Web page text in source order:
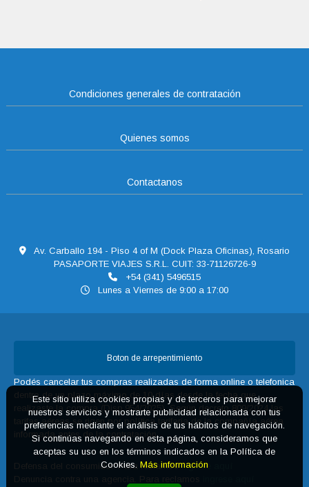
Condiciones generales de contratación
Quienes somos
Contactanos
Av. Carballo 194 - Piso 4 of M (Dock Plaza Oficinas), Rosario
PASAPORTE VIAJES S.R.L. CUIT: 33-71126726-9
+54 (341) 5496515
Lunes a Viernes de 9:00 a 17:00
Boton de arrepentimiento
Podés cancelar tus compras realizadas de forma online o telefonica
dentro de un plazo máximo de 10 días desde la fecha que
realizaste la compra (Disp.954/2025). Según decreto 809/2024 las
tarifas aéreas se rigen por política tarifaria de la compañía aérea
informada antes de la contratación.
Defensa del consumidor. Para reclamosingrese aquí
Este sitio utiliza cookies propias y de terceros para mejorar
nuestros servicios y mostrarte publicidad relacionada con tus
preferencias mediante el análisis de tus hábitos de navegación.
Si continúas navegando en esta página, consideramos que
aceptas su uso en los términos indicados en la Política de
Cookies. Más información